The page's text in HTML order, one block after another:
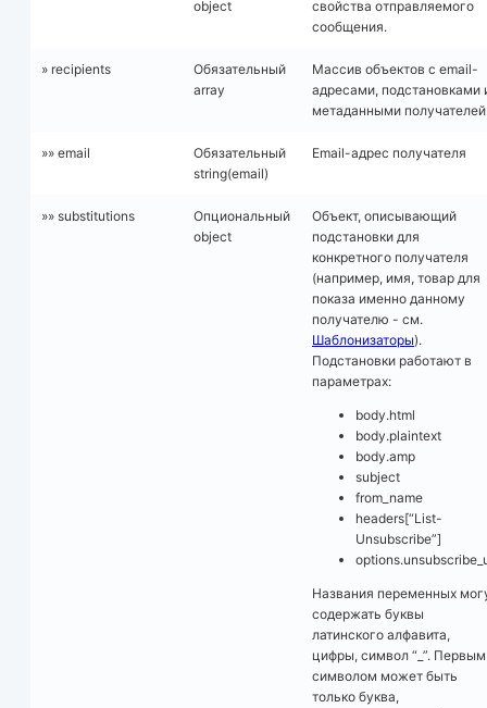
object
свойства отправляемого
сообщения.
» recipients
Обязательный
array
Массив объектов с email-
адресами, подстановками
метаданными
»» email
Обязательный
string(email)
Email-адрес получателя
»» substitutions
Опциональный
object
Объект, описывающий
подстановки для
конкретного получателя
(например, имя, товар для
показа именно данному
получателю - см.
Шаблонизаторы).
Подстановки работают в
параметрах:
body.html
body.plaintext
body.amp
subject
from_name
headers[“List-
Unsubscribe”]
Названия переменных
содержать буквы
латинского алфавита,
цифры, символ “_”. Первым
символом может быть
только буква,